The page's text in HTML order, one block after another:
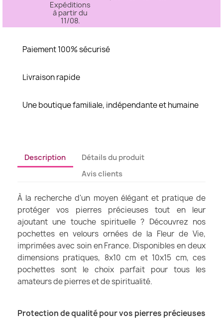
Expéditions
à partir du
11/08.
Paiement 100% sécurisé
Livraison rapide
Une boutique familiale, indépendante et humaine
Description
Détails du produit
Avis clients
À la recherche d'un moyen élégant et pratique de
protéger vos pierres précieuses tout en leur
ajoutant une touche spirituelle ? Découvrez nos
pochettes en velours ornées de la Fleur de Vie,
imprimées avec soin en France. Disponibles en deux
dimensions pratiques, 8x10 cm et 10x15 cm, ces
pochettes sont le choix parfait pour tous les
amateurs de pierres et de spiritualité.
Protection de qualité pour vos pierres précieuses